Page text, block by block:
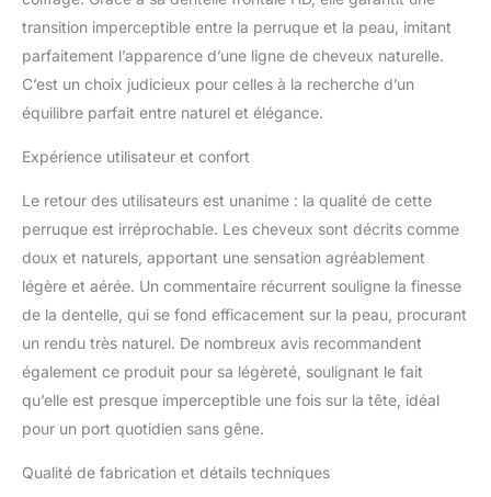
transition imperceptible entre la perruque et la peau, imitant
parfaitement l’apparence d’une ligne de cheveux naturelle.
C’est un choix judicieux pour celles à la recherche d’un
équilibre parfait entre naturel et élégance.
Expérience utilisateur et confort
Le retour des utilisateurs est unanime : la qualité de cette
perruque est irréprochable. Les cheveux sont décrits comme
doux et naturels, apportant une sensation agréablement
légère et aérée. Un commentaire récurrent souligne la finesse
de la dentelle, qui se fond efficacement sur la peau, procurant
un rendu très naturel. De nombreux avis recommandent
également ce produit pour sa légèreté, soulignant le fait
qu’elle est presque imperceptible une fois sur la tête, idéal
pour un port quotidien sans gêne.
Qualité de fabrication et détails techniques